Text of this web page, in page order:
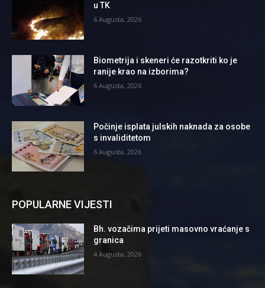
u TK
6 Augusta, 2026
Biometrija i skeneri će razotkriti ko je
ranije krao na izborima?
6 Augusta, 2026
Počinje isplata julskih naknada za osobe
s invaliditetom
6 Augusta, 2026
POPULARNE VIJESTI
Bh. vozačima prijeti masovno vraćanje s
granica
4 Augusta, 2026